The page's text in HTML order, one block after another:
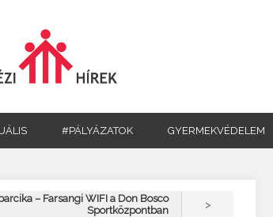
#PÁLYÁZATOK GYERMEKVÉDELEM
– Farsangi WIFI a Don Bosco
Sportközpontban
>